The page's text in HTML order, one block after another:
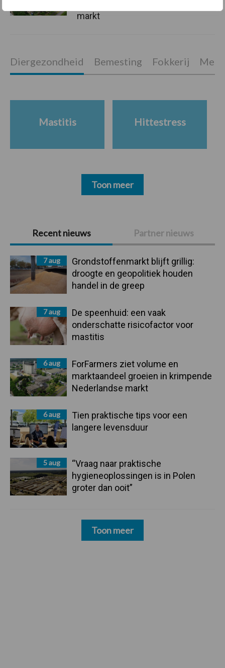
Primaire
Sidebar
Recent nieuws Partner nieuws
7 aug
Grondstoffenmarkt blijft grillig:
droogte en geopolitiek houden
handel in de greep
7 aug
De speenhuid: een vaak
onderschatte risicofactor voor
mastitis
6 aug
ForFarmers ziet volume en
marktaandeel groeien in krimpende
Nederlandse markt
6 aug
Tien praktische tips voor een
langere levensduur
5 aug
“Vraag naar praktische
hygieneoplossingen is in Polen
groter dan ooit”
Toon meer
markt
Diergezondheid Bemesting Fokkerij
Mastitis Hittestress
Toon meer